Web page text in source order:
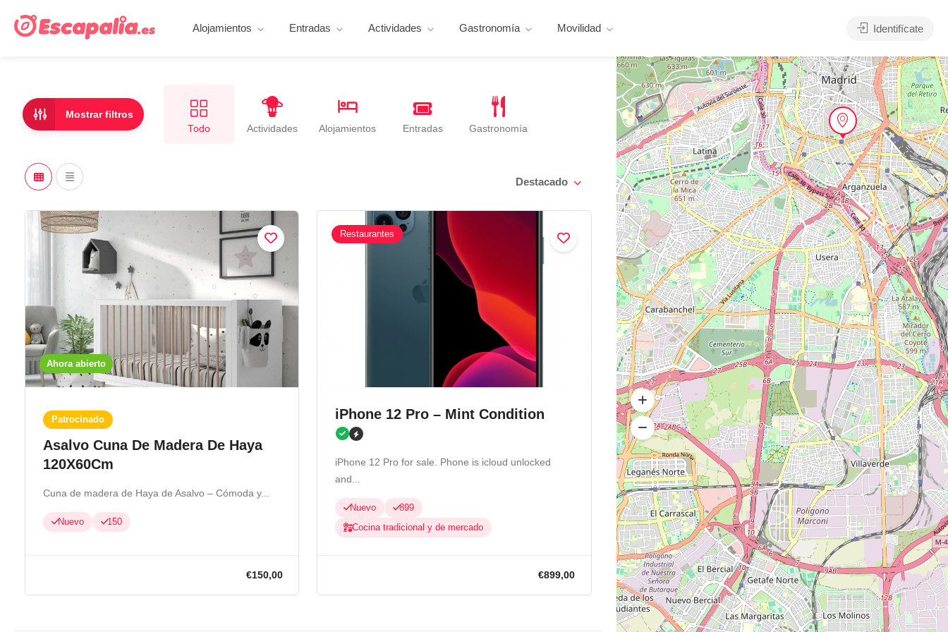
Alojamientos Entradas Actividades Gastronomía Movilidad Identifícate
Mostrar filtros
Todo Actividades Alojamientos Entradas Gastronomía
Destacado
Ahora abierto
Patrocinado
Asalvo Cuna De Madera De Haya
120X60Cm
Cuna de madera de Haya de Asalvo – Cómoda y...
Nuevo 150
Restaurantes
iPhone 12 Pro – Mint Condition
iPhone 12 Pro for sale. Phone is icloud unlocked
and...
Nuevo
899
Cocina tradicional y de mercado